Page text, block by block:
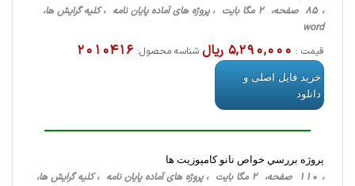
، 85 صفحه، 2 مگا بایت ، پروژه های آماده پایان نامه ، کلیه گرایش ها،
word
قیمت : 5,290,000 ریال شناسه محصول: 2010416
خرید فایل اصلی و
دانلود
پروژه بررسي خواص نانو كامپوزيت ها
، 110 صفحه، 2 مگا بایت ، پروژه های آماده پایان نامه ، کلیه گرایش ها،